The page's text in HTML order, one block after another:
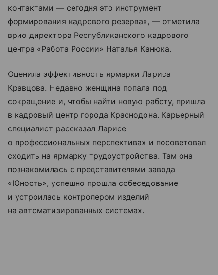
контактами — сегодня это инструмент
формирования кадрового резерва», — отметила
врио директора Республиканского кадрового
центра «Работа России» Наталья Канюка.
Оценила эффективность ярмарки Лариса
Кравцова. Недавно женщина попала под
сокращение и, чтобы найти новую работу, пришла
в кадровый центр города Краснодона. Карьерный
специалист рассказал Ларисе
о профессиональных перспективах и посоветовал
сходить на ярмарку трудоустройства. Там она
познакомилась с представителями завода
«Юность», успешно прошла собеседование
и устроилась контролером изделий
на автоматизированных системах.